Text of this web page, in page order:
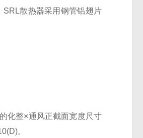
SRL散热器采用钢管铝翅片
化整×通风正截面宽度尺寸
。